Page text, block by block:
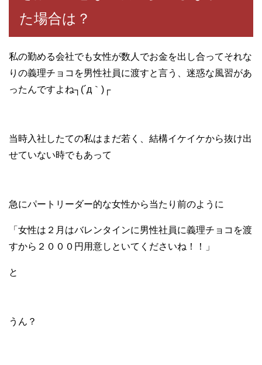
た場合は？
私の勤める会社でも女性が数人でお金を出し合ってそれな
りの義理チョコを男性社員に渡すと言う、迷惑な風習があ
ったんですよね┐(´д｀)┌
当時入社したての私はまだ若く、結構イケイケから抜け出
せていない時でもあって
急にパートリーダー的な女性から当たり前のように
「女性は２月はバレンタインに男性社員に義理チョコを渡
すから２０００円用意しといてくださいね！！」
と
うん？